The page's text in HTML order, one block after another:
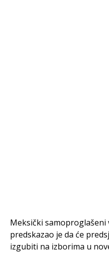
Meksički samoproglašeni
predskazao je da će
izgubiti na izborima u